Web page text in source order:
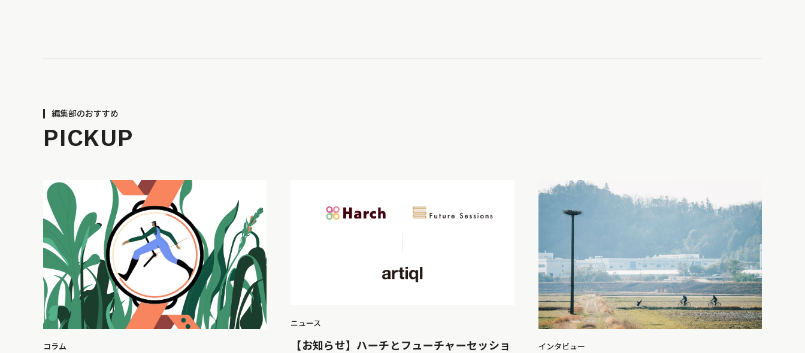
編集部のおすすめ
PICKUP
コラム
ニュース
【お知らせ】ハーチとフューチャーセッショ
インタビュー